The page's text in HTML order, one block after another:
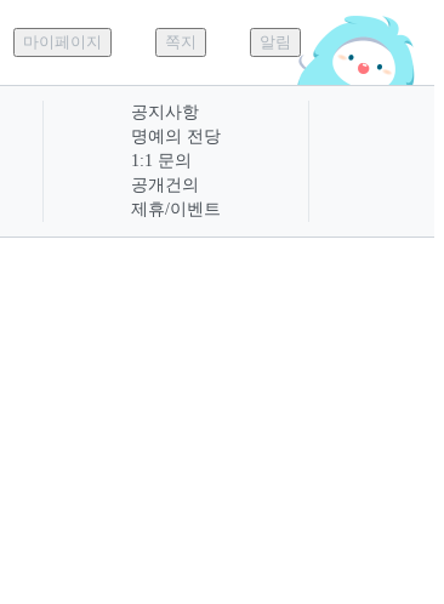
마이페이지 쪽지 알림
공지사항
명예의 전당
1:1 문의
공개건의
제휴/이벤트